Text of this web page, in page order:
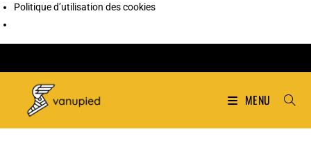
Politique d’utilisation des cookies
MENU